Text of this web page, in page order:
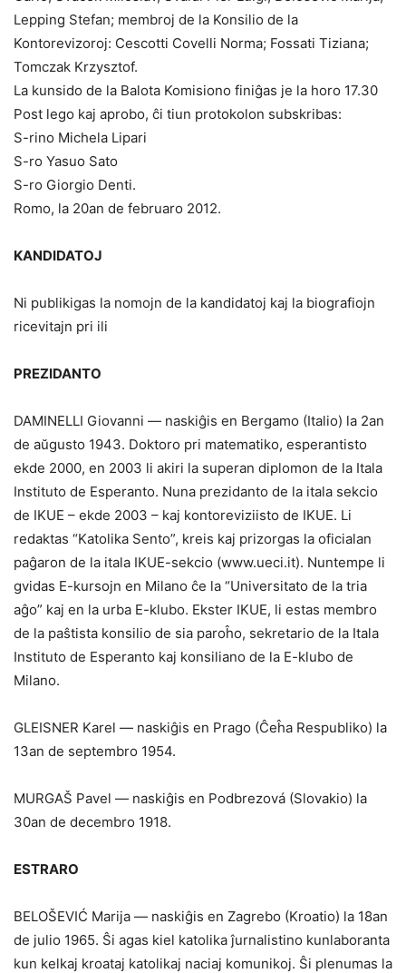
Lepping Stefan; membroj de la Konsilio de la
Kontorevizoroj: Cescotti Covelli Norma; Fossati Tiziana;
Tomczak Krzysztof.
La kunsido de la Balota Komisiono finiĝas je la horo 17.30
Post lego kaj aprobo, ĉi tiun protokolon subskribas:
S-rino Michela Lipari
S-ro Yasuo Sato
S-ro Giorgio Denti.
Romo, la 20an de februaro 2012.
KANDIDATOJ
Ni publikigas la nomojn de la kandidatoj kaj la biografiojn
ricevitajn pri ili
PREZIDANTO
DAMINELLI Giovanni — naskiĝis en Bergamo (Italio) la 2an
de aŭgusto 1943. Doktoro pri matematiko, esperantisto
ekde 2000, en 2003 li akiri la superan diplomon de la Itala
Instituto de Esperanto. Nuna prezidanto de la itala sekcio
de IKUE – ekde 2003 – kaj kontoreviziisto de IKUE. Li
redaktas “Katolika Sento”, kreis kaj prizorgas la oficialan
paĝaron de la itala IKUE-sekcio (www.ueci.it). Nuntempe li
gvidas E-kursojn en Milano ĉe la “Universitato de la tria
aĝo” kaj en la urba E-klubo. Ekster IKUE, li estas membro
de la paŝtista konsilio de sia paroĥo, sekretario de la Itala
Instituto de Esperanto kaj konsiliano de la E-klubo de
Milano.
GLEISNER Karel — naskiĝis en Prago (Ĉeĥa Respubliko) la
13an de septembro 1954.
MURGAŠ Pavel — naskiĝis en Podbrezová (Slovakio) la
30an de decembro 1918.
ESTRARO
BELOŠEVIĆ Marija — naskiĝis en Zagrebo (Kroatio) la 18an
de julio 1965. Ŝi agas kiel katolika ĵurnalistino kunlaboranta
kun kelkaj kroataj katolikaj naciaj komunikoj. Ŝi plenumas la